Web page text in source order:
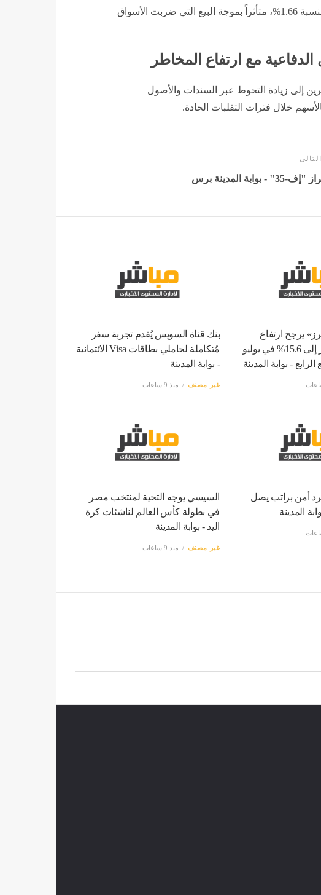
وفي بريطانيا، انخفض مؤشر فوتسي البريطاني بنسبة 1.66%، متأثراً بموجة البيع التي ضربت الأسواق
مع ارتفاع المخاطر
إلى زيادة التحوط عبر السندات والأصول
خلال فترات التقلبات الحادة.
التالى
المدينة برس
يرجح ارتفاع
التضخم في مصر إلى 15.6% في يوليو
- بوابة المدينة
بنك قناة السويس يُقدم تجربة سفر
مُتكاملة لحاملي بطاقات Visa الائتمانية
- بوابة المدينة
غير مصنف منذ 9 ساعات
أمن براتب يصل
السيسي يوجه التحية لمنتخب مصر
في بطولة كأس العالم لناشئات كرة
اليد - بوابة المدينة
غير مصنف منذ 9 ساعات